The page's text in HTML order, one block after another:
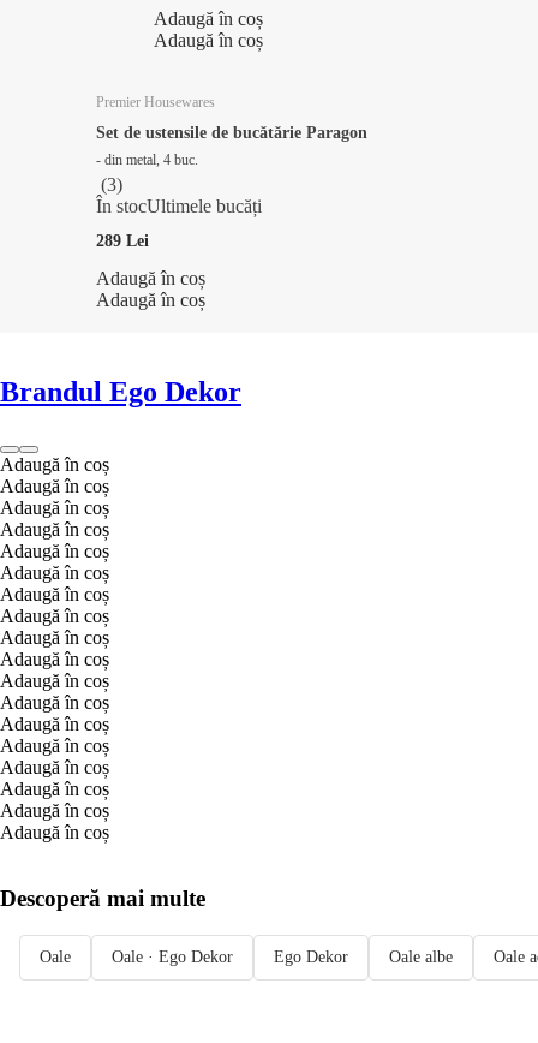
Adaugă în coș
Adaugă în coș
Premier Housewares
Set de ustensile de bucătărie Paragon
- din metal, 4 buc.
(3)
În stocUltimele bucăți
289 Lei
Adaugă în coș
Adaugă în coș
Brandul Ego Dekor
Adaugă în coș
Adaugă în coș
Adaugă în coș
Adaugă în coș
Adaugă în coș
Adaugă în coș
Adaugă în coș
Adaugă în coș
Adaugă în coș
Adaugă în coș
Adaugă în coș
Adaugă în coș
Adaugă în coș
Adaugă în coș
Adaugă în coș
Adaugă în coș
Adaugă în coș
Adaugă în coș
Descoperă mai multe
Oale Oale · Ego Dekor Ego Dekor Oale albe Oale